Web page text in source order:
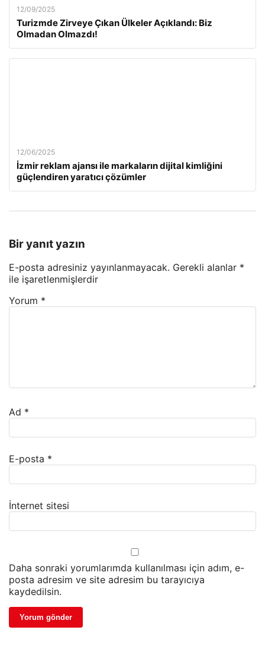
12/09/2025
Turizmde Zirveye Çıkan Ülkeler Açıklandı: Biz
Olmadan Olmazdı!
12/06/2025
İzmir reklam ajansı ile markaların dijital kimliğini
güçlendiren yaratıcı çözümler
Bir yanıt yazın
E-posta adresiniz yayınlanmayacak. Gerekli alanlar *
ile işaretlenmişlerdir
Yorum *
Ad *
E-posta *
İnternet sitesi
Daha sonraki yorumlarımda kullanılması için adım, e-
posta adresim ve site adresim bu tarayıcıya
kaydedilsin.